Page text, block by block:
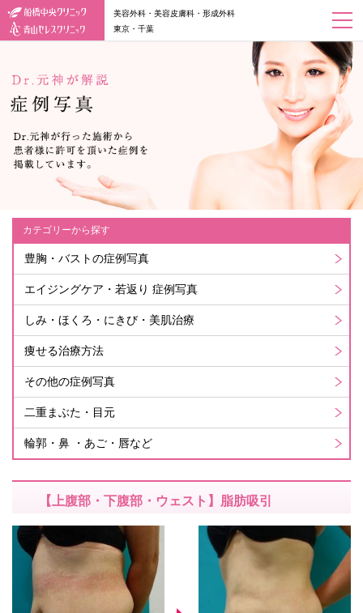
美容外科・美容皮膚科・形成外科
東京・千葉
カテゴリーから探す
豊胸・バストの症例写真
エイジングケア・若返り 症例写真
しみ・ほくろ・にきび・美肌治療
痩せる治療方法
その他の症例写真
二重まぶた・目元
輪郭・鼻 ・あご・唇など
【上腹部・下腹部・ウェスト】脂肪吸引